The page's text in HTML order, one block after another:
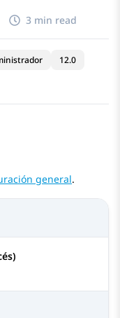
3 min read
12.0
general.